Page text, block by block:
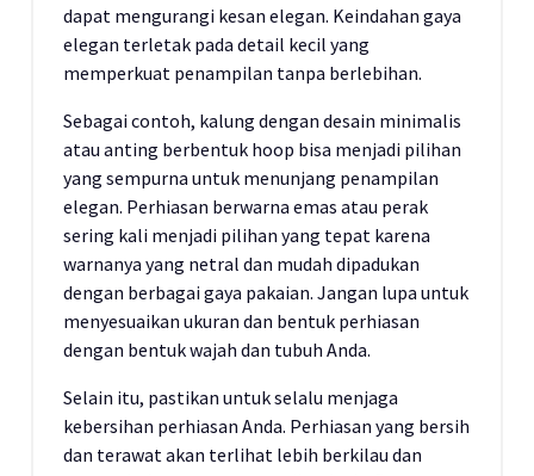
dapat mengurangi kesan elegan. Keindahan gaya
elegan terletak pada detail kecil yang
memperkuat penampilan tanpa berlebihan.
Sebagai contoh, kalung dengan desain minimalis
atau anting berbentuk hoop bisa menjadi pilihan
yang sempurna untuk menunjang penampilan
elegan. Perhiasan berwarna emas atau perak
sering kali menjadi pilihan yang tepat karena
warnanya yang netral dan mudah dipadukan
dengan berbagai gaya pakaian. Jangan lupa untuk
menyesuaikan ukuran dan bentuk perhiasan
dengan bentuk wajah dan tubuh Anda.
Selain itu, pastikan untuk selalu menjaga
kebersihan perhiasan Anda. Perhiasan yang bersih
dan terawat akan terlihat lebih berkilau dan